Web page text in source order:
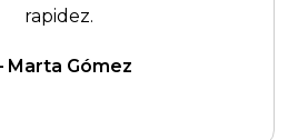
rapidez.
Gómez